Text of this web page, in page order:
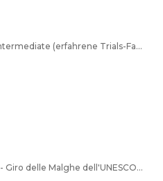
Kinder-2-Stunden-Training - Intermediate (erfahrene Trials-Fahrer)
Follina Pianezze Praderadego - Giro delle Malghe dell'UNESCO - MTB